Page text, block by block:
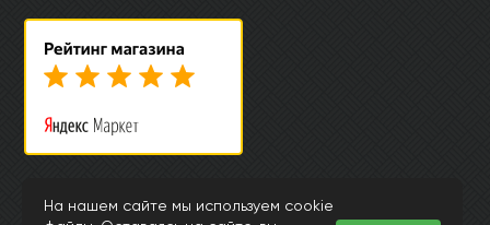
© Интернет магазин laminat-mystep.ru 2015-2026
На нашем сайте мы используем cookie